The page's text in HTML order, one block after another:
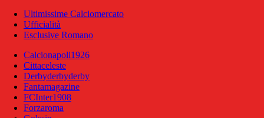
Ultimissime Calciomercato
Ufficialità
Esclusive Romano
Calcionapoli1926
Cittaceleste
Derbyderbyderby
Fantamagazine
FCInter1908
Forzaroma